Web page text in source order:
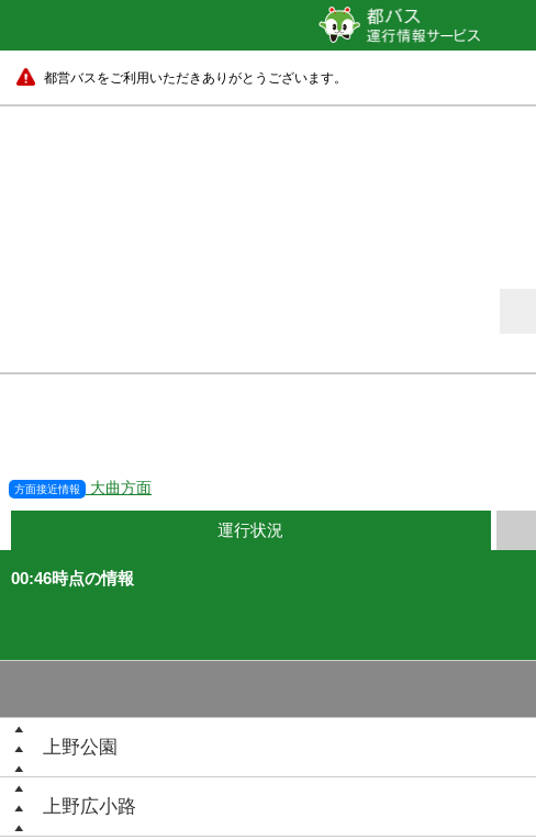
都営バスをご利用いただきありがとうございます。
方面接近情報 大曲方面
運行状況
00:46時点の情報
上野公園
上野広小路